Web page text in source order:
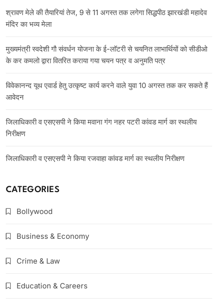
श्रावण मेले की तैयारियां तेज, 9 से 11 अगस्त तक लगेगा सिद्धपीठ झारखंडी महादेव
मंदिर का भव्य मेला
मुख्यमंत्री स्वदेशी गौ संवर्धन योजना के ई-लॉटरी से चयनित लाभार्थियों को सीडीओ
के कर कमलो द्वारा वितरित कराया गया चयन पत्र व अनुमति पत्र
विवेकानन्द यूथ एवार्ड हेतु उत्कृष्ट कार्य करने वाले युवा 10 अगस्त तक कर सकते हैं
आवेदन
जिलाधिकारी व एसएसपी ने किया मवाना गंग नहर पटरी कांवड मार्ग का स्थलीय
निरीक्षण
जिलाधिकारी व एसएसपी ने किया रजवाहा कांवड मार्ग का स्थलीय निरीक्षण
CATEGORIES
Bollywood
Business & Economy
Crime & Law
Education & Careers